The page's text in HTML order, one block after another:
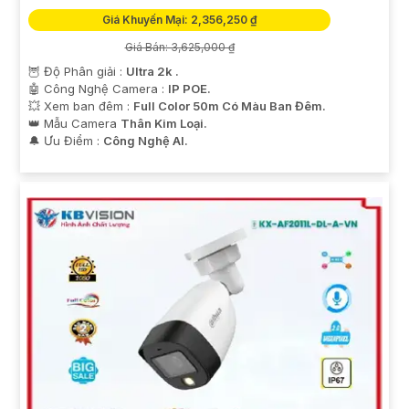
Giá Khuyến Mại: 2,356,250 ₫
Giá Bán: 3,625,000 ₫
🦉 Độ Phân giải : Ultra 2k .
🤖️ Công Nghệ Camera : IP POE.
💥 Xem ban đêm : Full Color 50m Có Màu Ban Đêm.
👑 Mẫu Camera Thân Kim Loại.
️🔔 Ưu Điểm : Công Nghệ AI.